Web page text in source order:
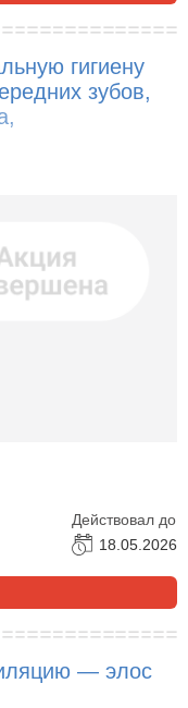
гигиену
зубов,
и другое!
Действовал до
18.05.2026
— элос